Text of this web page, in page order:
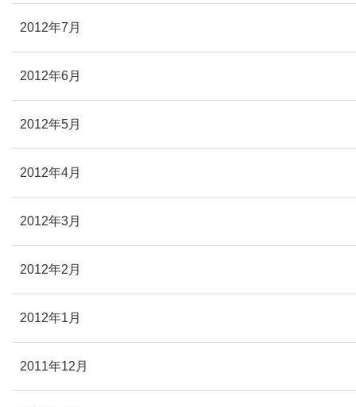
2012年7月
2012年6月
2012年5月
2012年4月
2012年3月
2012年2月
2012年1月
2011年12月